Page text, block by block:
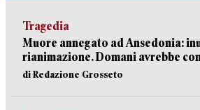
Tragedia
Muore annegato ad Ansedonia:
rianimazione. Domani avrebbe
di Redazione Grosseto